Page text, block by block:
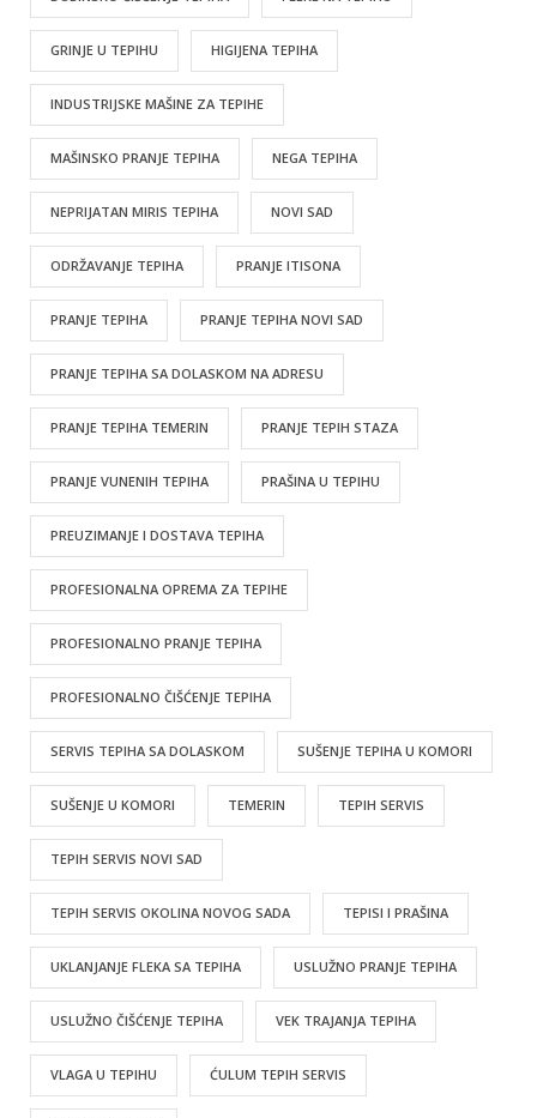
GRINJE U TEPIHU HIGIJENA TEPIHA
INDUSTRIJSKE MAŠINE ZA TEPIHE
MAŠINSKO PRANJE TEPIHA NEGA TEPIHA
NEPRIJATAN MIRIS TEPIHA NOVI SAD
ODRŽAVANJE TEPIHA PRANJE ITISONA
PRANJE TEPIHA PRANJE TEPIHA NOVI SAD
PRANJE TEPIHA SA DOLASKOM NA ADRESU
PRANJE TEPIHA TEMERIN PRANJE TEPIH STAZA
PRANJE VUNENIH TEPIHA PRAŠINA U TEPIHU
PREUZIMANJE I DOSTAVA TEPIHA
PROFESIONALNA OPREMA ZA TEPIHE
PROFESIONALNO PRANJE TEPIHA
PROFESIONALNO ČIŠĆENJE TEPIHA
SERVIS TEPIHA SA DOLASKOM SUŠENJE TEPIHA U KOMORI
SUŠENJE U KOMORI TEMERIN TEPIH SERVIS
TEPIH SERVIS NOVI SAD
TEPIH SERVIS OKOLINA NOVOG SADA TEPISI I PRAŠINA
UKLANJANJE FLEKA SA TEPIHA USLUŽNO PRANJE TEPIHA
USLUŽNO ČIŠĆENJE TEPIHA VEK TRAJANJA TEPIHA
VLAGA U TEPIHU ĆULUM TEPIH SERVIS